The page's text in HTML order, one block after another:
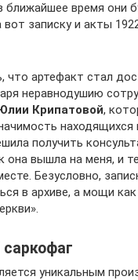
ближайшее время они
вот записку и акты
что артефакт стал
неравнодушию
Крипатовой,
находящихся
получить
она вышла на меня, и
Безусловно,
в архиве, а мощи
уникальным